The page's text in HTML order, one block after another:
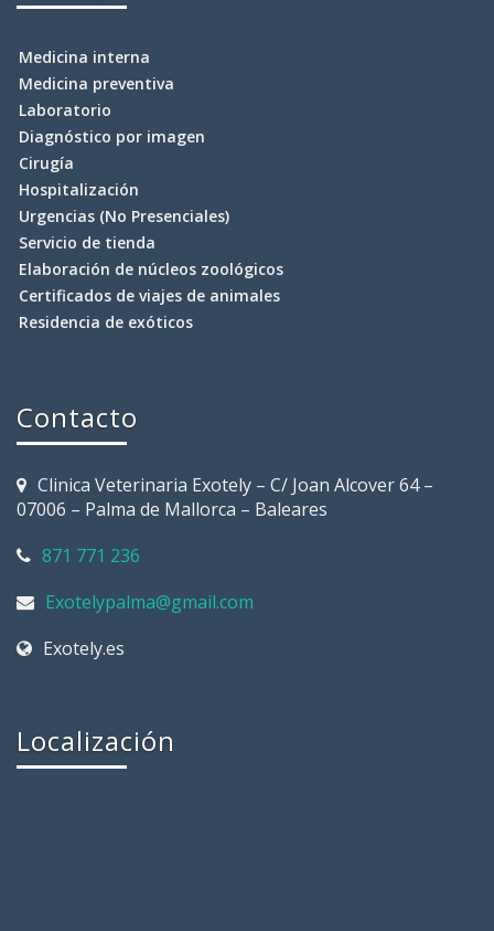
Medicina interna
Medicina preventiva
Laboratorio
Diagnóstico por imagen
Cirugía
Hospitalización
Urgencias (No Presenciales)
Servicio de tienda
Elaboración de núcleos zoológicos
Certificados de viajes de animales
Residencia de exóticos
Contacto
Clinica Veterinaria Exotely – C/ Joan Alcover 64 –
07006 – Palma de Mallorca – Baleares
871 771 236
Exotelypalma@gmail.com
Exotely.es
Localización